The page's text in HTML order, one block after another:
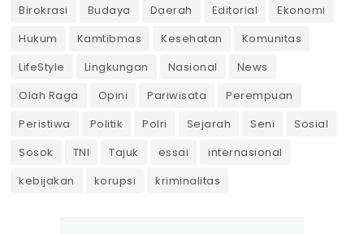
Birokrasi Budaya Daerah Editorial
Ekonomi
Hukum
Kamtibmas Kesehatan
Komunitas
LifeStyle
Lingkungan Nasional
News
Olah Raga
Opini Pariwisata
Perempuan
Peristiwa
Politik Polri Sejarah Seni
Sosial
Sosok
TNI Tajuk essai
internasional
kebijakan
korupsi kriminalitas